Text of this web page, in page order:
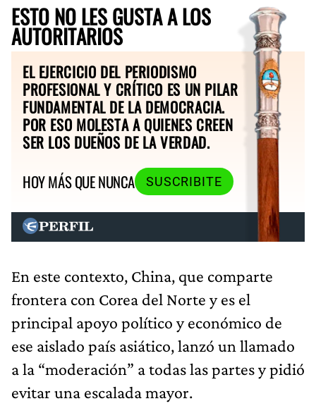
ESTO NO LES GUSTA A LOS
AUTORITARIOS
EL EJERCICIO DEL PERIODISMO
PROFESIONAL Y CRÍTICO ES UN PILAR
FUNDAMENTAL DE LA DEMOCRACIA.
POR ESO MOLESTA A QUIENES CREEN
SER LOS DUEÑOS DE LA VERDAD.
HOY MÁS QUE NUNCA
SUSCRIBITE
En este contexto, China, que comparte
frontera con Corea del Norte y es el
principal apoyo político y económico de
ese aislado país asiático, lanzó un llamado
a la “moderación” a todas las partes y pidió
evitar una escalada mayor.